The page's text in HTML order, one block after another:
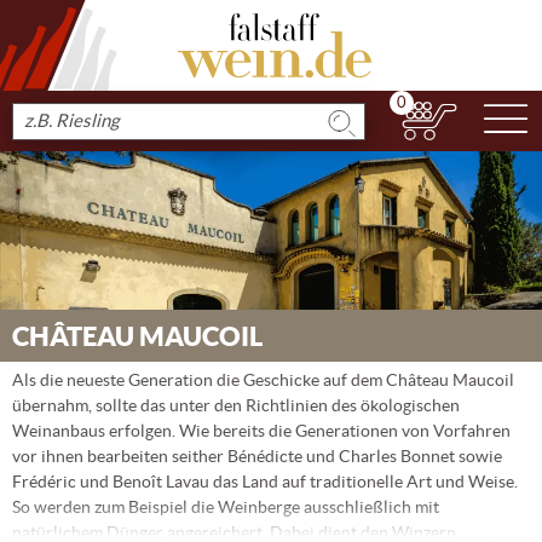
Produkt
suchen
0
CHÂTEAU MAUCOIL
Als die neueste Generation die Geschicke auf dem Château Maucoil
übernahm, sollte das unter den Richtlinien des ökologischen
Weinanbaus erfolgen. Wie bereits die Generationen von Vorfahren
vor ihnen bearbeiten seither Bénédicte und Charles Bonnet sowie
Frédéric und Benoît Lavau das Land auf traditionelle Art und Weise.
So werden zum Beispiel die Weinberge ausschließlich mit
natürlichem Dünger angereichert. Dabei dient den Winzern